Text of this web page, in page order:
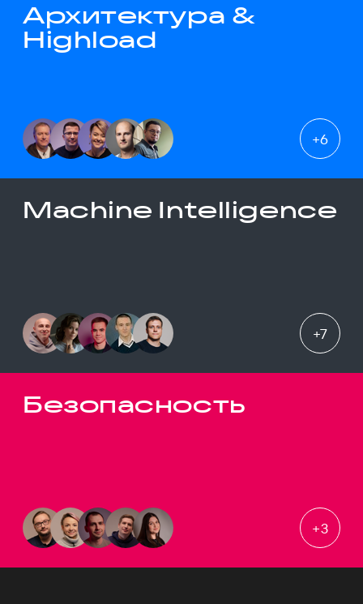
Архитектура &
Highload
+6
Machine Intelligence
+7
Безопасность
+3